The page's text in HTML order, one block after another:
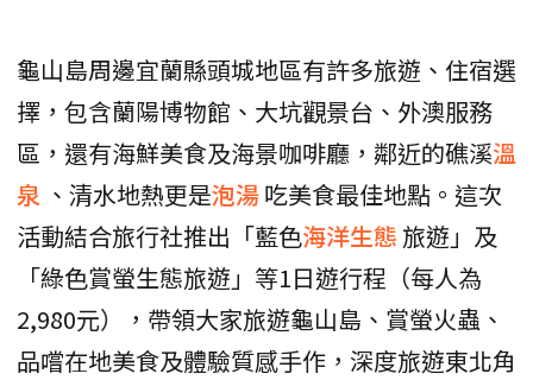
龜山島周邊宜蘭縣頭城地區有許多旅遊、住宿選
擇，包含蘭陽博物館、大坑觀景台、外澳服務
區，還有海鮮美食及海景咖啡廳，鄰近的礁溪溫
泉 、清水地熱更是泡湯吃美食最佳地點。這次
活動結合旅行社推出「藍色海洋生態 旅遊」及
「綠色賞螢生態旅遊」等1日遊行程（每人為
2,980元），帶領大家旅遊龜山島、賞螢火蟲、
品嚐在地美食及體驗質感手作，深度旅遊東北角